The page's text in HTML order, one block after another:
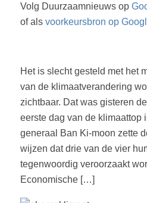
Volg Duurzaamnieuws op
of als voorkeursbron op
Het is slecht gesteld met het
van de klimaatverandering
zichtbaar. Dat was gisteren
eerste dag van de klimaattop
generaal Ban Ki-moon zette
wijzen dat drie van de vier
tegenwoordig veroorzaakt
Economische […]